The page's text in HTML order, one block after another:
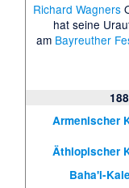
Richard Wagners
hat seine
am Bayreuther
Armenischer
Äthiopischer
Baha'i-